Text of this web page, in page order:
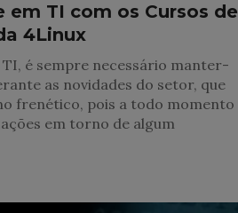
em TI com os Cursos de
4Linux
é sempre necessário manter-
as novidades do setor, que
frenético, pois a todo momento
em torno de algum